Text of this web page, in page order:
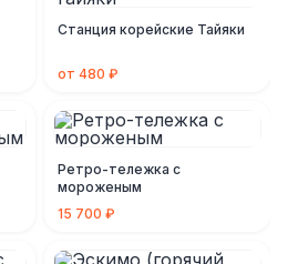
Станция корейские Тайяки
от 480 ₽
Ретро-тележка с
мороженым
15 700 ₽